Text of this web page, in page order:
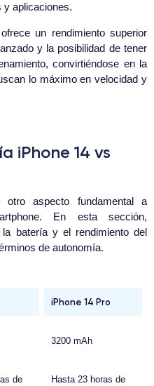
y aplicaciones.
un rendimiento superior
y la posibilidad de tener
convirtiéndose en la
lo máximo en velocidad y
iPhone 14 vs
aspecto fundamental a
En esta sección,
batería y el rendimiento del
de autonomía.
iPhone 14 Pro
3200 mAh
de
Hasta 23 horas de